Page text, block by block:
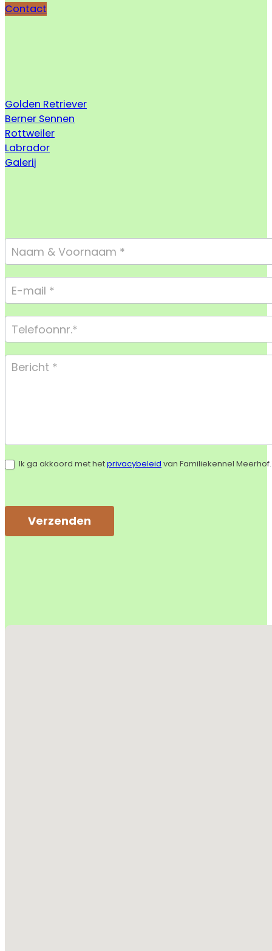
Contact
Golden Retriever
Berner Sennen
Rottweiler
Labrador
Galerij
Footer
Form
Compact
Ik ga akkoord met hetprivacybeleid van Familiekennel Meerhof.
Verzenden
Geen locaties gevonden